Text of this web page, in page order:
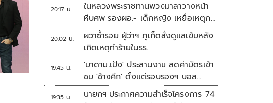
20:17 น.
ในหลวงพระราชทานพวงมาลาวางหน้า
หีบศพ รองผอ.- เด็กหญิง เหยื่อเหตุก
ราดยิง
20:02 น.
ผวาซ้ำรอย ผู้ว่าฯ ภูเก็ตสั่งดูแลเข้มหลัง
เกิดเหตุทำร้ายในรร.
19:45 น.
'มาดามแป้ง' ประสานงาน ลดค่าบัตรเข้า
ชม 'ช้างศึก' ตั้งแต่รอบรองฯ บอล
อาเซียน
19:35 น.
นายกฯ ประกาศความสำเร็จโครงการ 74